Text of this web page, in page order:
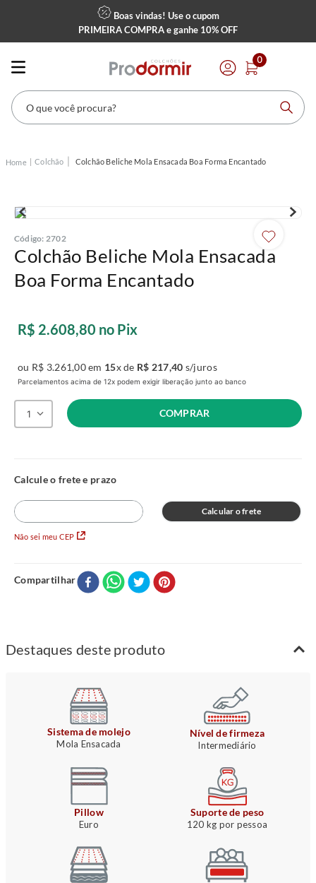
Boas vindas! Use o cupom
PRIMEIRA COMPRAe ganhe 10% OFF
0
O que você procura?
Colchão Colchão Beliche Mola Ensacada Boa Forma Encantado
Código: 2702
Colchão Beliche Mola Ensacada
Boa Forma Encantado
R$ 2.608,80 no Pix
ou R$ 3.261,00em 15x de R$ 217,40 s/juros
Parcelamentos acima de 12x podem exigir liberação junto ao banco
1 COMPRAR
Não sei meu CEP
Calcular o frete
Compartilhar
Destaques deste produto
Sistema de molejo
Mola Ensacada
Nível de firmeza
Intermediário
Pillow
Euro
Suporte de peso
120 kg por pessoa